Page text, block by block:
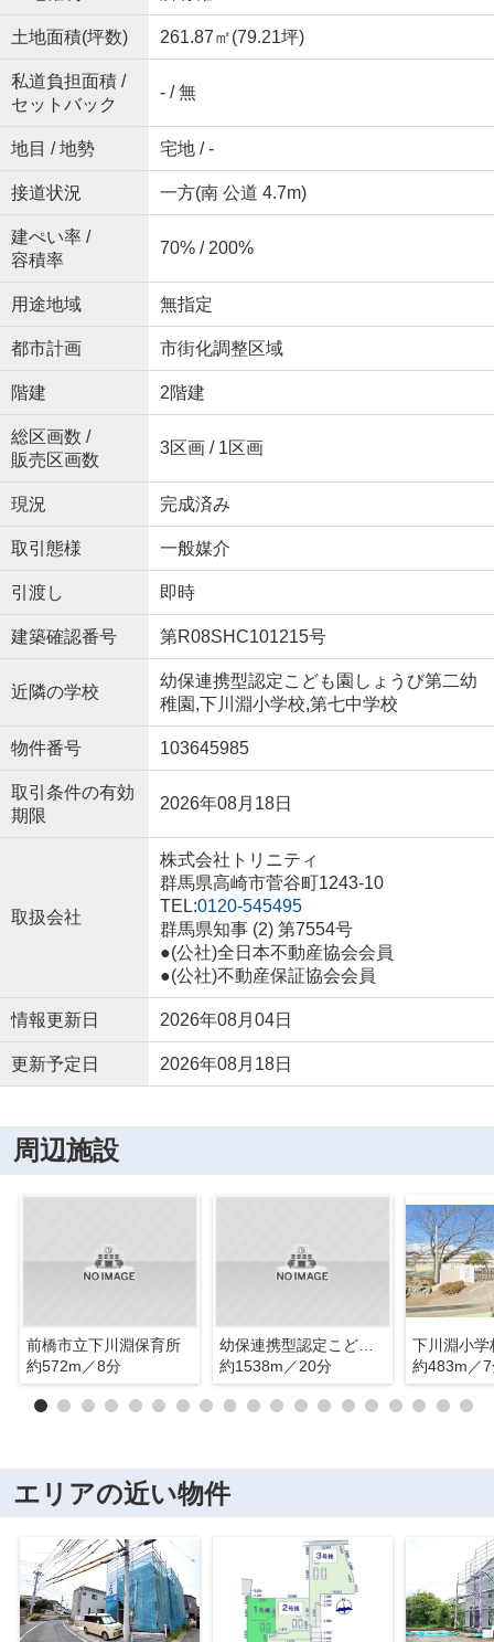
土地面積(坪数) 261.87㎡(79.21坪)
私道負担面積 /
セットバック
- / 無
地目 / 地勢 宅地 / -
接道状況 一方(南 公道 4.7m)
建ぺい率 /
容積率
70% / 200%
用途地域 無指定
都市計画 市街化調整区域
階建 2階建
総区画数 /
販売区画数
3区画 / 1区画
現況 完成済み
取引態様 一般媒介
引渡し 即時
建築確認番号 第R08SHC101215号
近隣の学校
幼保連携型認定こども園しょうび第二幼
稚園,下川淵小学校,第七中学校
物件番号 103645985
取引条件の有効
期限
2026年08月18日
取扱会社
株式会社トリニティ
群馬県高崎市菅谷町1243-10
TEL:0120-545495
群馬県知事 (2) 第7554号
●(公社)全日本不動産協会会員
●(公社)不動産保証協会会員
情報更新日 2026年08月04日
更新予定日 2026年08月18日
周辺施設
前橋市立下川淵保育所
約572m／8分
幼保連携型認定こども園しょうび第二幼稚園
約1538m／20分
下川淵小学
約483m／
エリアの近い物件